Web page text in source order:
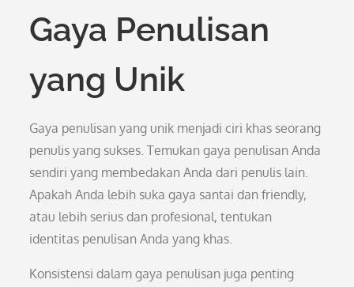
Gaya Penulisan
yang Unik
Gaya penulisan yang unik menjadi ciri khas seorang
penulis yang sukses. Temukan gaya penulisan Anda
sendiri yang membedakan Anda dari penulis lain.
Apakah Anda lebih suka gaya santai dan friendly,
atau lebih serius dan profesional, tentukan
identitas penulisan Anda yang khas.
Konsistensi dalam gaya penulisan juga penting